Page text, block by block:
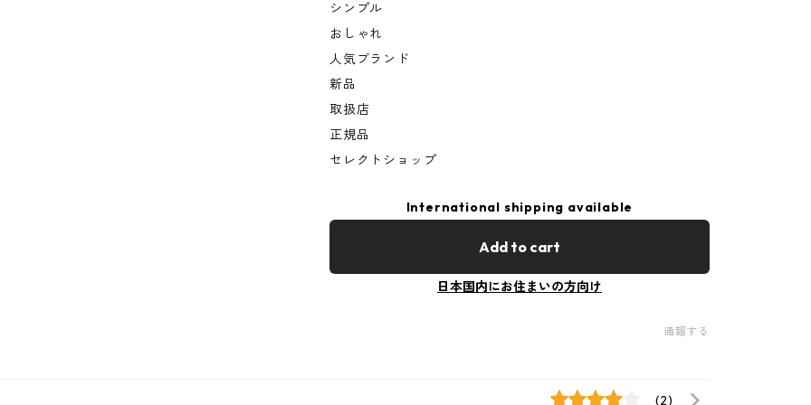
シンプル
おしゃれ
人気ブランド
新品
取扱店
正規品
セレクトショップ
International shipping available
Add to cart
日本国内にお住まいの方向け
通報する
(2)